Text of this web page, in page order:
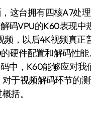
这台拥有四核A7处
码VPU的K60表现中
频，以后4K视频真正
硬件配置和解码性
中，K60能够应对我
于视频解码环节的
括。